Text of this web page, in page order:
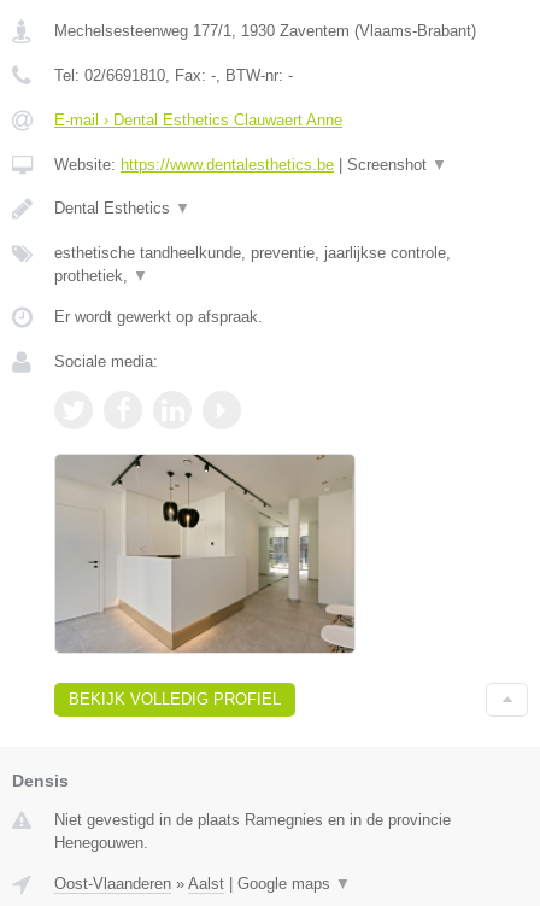
Mechelsesteenweg 177/1 1930 Zaventem (Vlaams-Brabant)
Tel: 02/6691810 , Fax: - , BTW-nr: -
E-mail › Dental Esthetics Clauwaert Anne
Website: https://www.dentalesthetics.be | Screenshot ▼
Dental Esthetics ▼
esthetische tandheelkunde, preventie, jaarlijkse controle,
prothetiek,
▼
Er wordt gewerkt op afspraak.
Sociale media:
BEKIJK VOLLEDIG PROFIEL
Densis
Niet gevestigd in de plaats Ramegnies en in de provincie
Henegouwen.
Oost-Vlaanderen » Aalst Google maps ▼